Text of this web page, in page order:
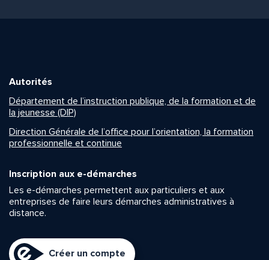
Autorités
Département de l’instruction publique, de la formation et de
la jeunesse (DIP)
Direction Générale de l’office pour l’orientation, la formation
professionnelle et continue
Inscription aux e-démarches
Les e-démarches permettent aux particuliers et aux
entreprises de faire leurs démarches administratives à
distance.
Créer un compte